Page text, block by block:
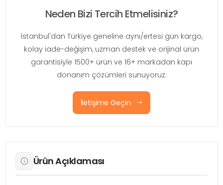
Neden Bizi Tercih Etmelisiniz?
İstanbul'dan Türkiye geneline aynı/ertesi gün kargo,
kolay iade-değişim, uzman destek ve orijinal ürün
garantisiyle 1500+ ürün ve 16+ markadan kapı
donanım çözümleri sunuyoruz.
İletişime Geçin
Ürün Açıklaması